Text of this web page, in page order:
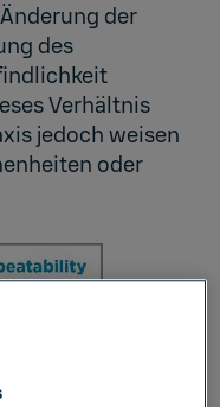
der
des
Verhältnis
jedoch weisen
oder